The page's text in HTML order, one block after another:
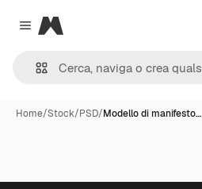
Close menu
Magnific
Home/Stock/PSD/Modello di manifesto…